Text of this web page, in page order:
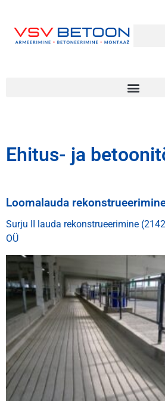
Ehitus- ja
Loomalauda
Surju II lauda rekonstrueerimine
OÜ